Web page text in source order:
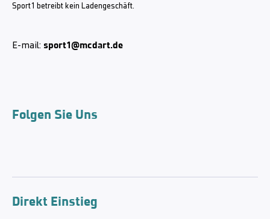
Sport1 betreibt kein Ladengeschäft.
E-mail: sport1@mcdart.de
Folgen Sie Uns
Direkt Einstieg